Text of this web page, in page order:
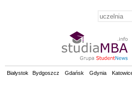
Białystok Bydgoszcz Gdańsk Gdynia